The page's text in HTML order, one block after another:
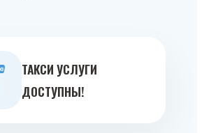
ТАКСИ УСЛУГИ
ДОСТУПНЫ!